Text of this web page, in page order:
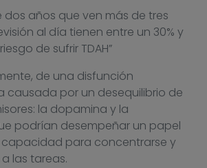
dos años que ven más de tres
al día tienen entre un 30% y
de sufrir TDAH”
de una disfunción
causada por un desequilibrio de
la dopamina y la
podrían desempeñar un papel
para concentrarse y
las tareas.